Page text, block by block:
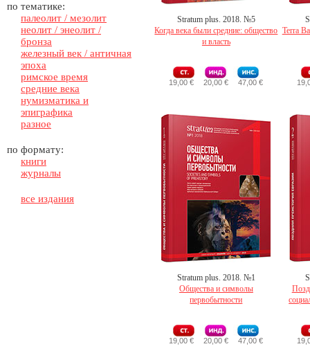
по тематике:
палеолит / мезолит
неолит / энеолит /
бронза
железный век / античная
эпоха
римское время
средние века
нумизматика и
эпиграфика
разное
по формату:
книги
журналы
все издания
Stratum plus. 2018. №5
Когда века были средние: общество
и власть
19,00 € 20,00 € 47,00 €
Terra
Stratum plus. 2018. №1
Общества и символы
первобытности
19,00 € 20,00 € 47,00 €